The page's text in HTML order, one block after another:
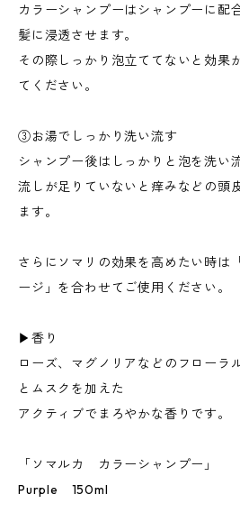
カラーシャンプーはシャンプーに配
髪に浸透させます。
その際しっかり泡立ててないと効果
てください。
③お湯でしっかり洗い流す
シャンプー後はしっかりと泡を洗い
流しが足りていないと痒みなどの頭
ます。
さらにソマリの効果を高めたい時
ージ」を合わせてご使用ください。
▶︎香り
ローズ、マグノリアなどのフローラ
とムスクを加えた
アクティブでまろやかな香りです。
「ソマルカ カラーシャンプー」
Purple 150ml